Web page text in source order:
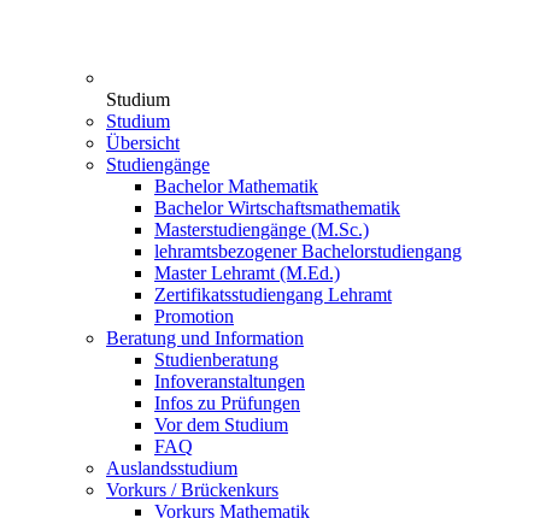
Studium
Studium
Übersicht
Studiengänge
Bachelor Mathematik
Bachelor Wirtschaftsmathematik
Masterstudiengänge (M.Sc.)
lehramtsbezogener Bachelorstudiengang
Master Lehramt (M.Ed.)
Zertifikatsstudiengang Lehramt
Promotion
Beratung und Information
Studienberatung
Infoveranstaltungen
Infos zu Prüfungen
Vor dem Studium
FAQ
Auslandsstudium
Vorkurs / Brückenkurs
Vorkurs Mathematik